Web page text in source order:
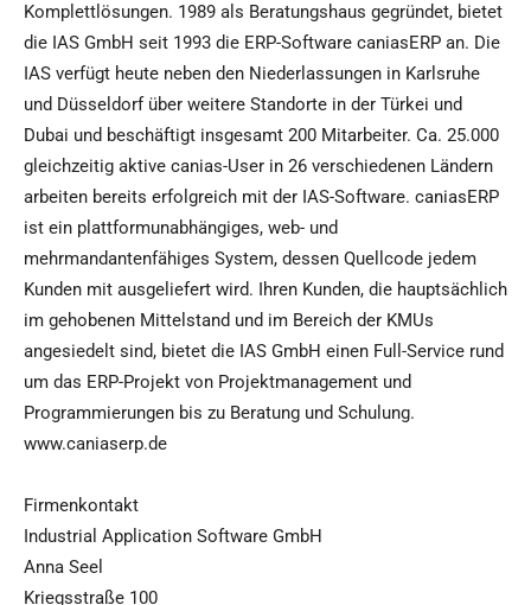
Komplettlösungen. 1989 als Beratungshaus gegründet, bietet
die IAS GmbH seit 1993 die ERP-Software caniasERP an. Die
IAS verfügt heute neben den Niederlassungen in Karlsruhe
und Düsseldorf über weitere Standorte in der Türkei und
Dubai und beschäftigt insgesamt 200 Mitarbeiter. Ca. 25.000
gleichzeitig aktive canias-User in 26 verschiedenen Ländern
arbeiten bereits erfolgreich mit der IAS-Software. caniasERP
ist ein plattformunabhängiges, web- und
mehrmandantenfähiges System, dessen Quellcode jedem
Kunden mit ausgeliefert wird. Ihren Kunden, die hauptsächlich
im gehobenen Mittelstand und im Bereich der KMUs
angesiedelt sind, bietet die IAS GmbH einen Full-Service rund
um das ERP-Projekt von Projektmanagement und
Programmierungen bis zu Beratung und Schulung.
www.caniaserp.de
Firmenkontakt
Industrial Application Software GmbH
Anna Seel
Kriegsstraße 100